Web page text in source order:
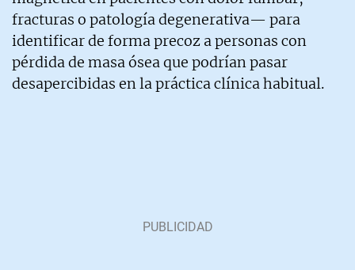
fracturas o patología degenerativa— para
identificar de forma precoz a personas con
pérdida de masa ósea que podrían pasar
desapercibidas en la práctica clínica habitual.